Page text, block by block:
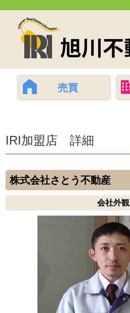
売買
IRI加盟店 詳細
株式会社さとう不動産
会社外観